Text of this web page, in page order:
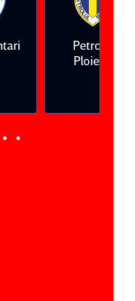
Petrolul
Ploieşti